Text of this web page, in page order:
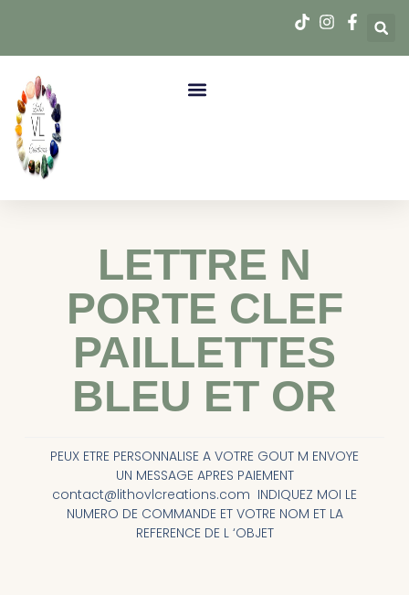
LETTRE N
PORTE CLEF
PAILLETTES
BLEU ET OR
PEUX ETRE PERSONNALISE A VOTRE GOUT M ENVOYE
UN MESSAGE APRES PAIEMENT
contact@lithovlcreations.com INDIQUEZ MOI LE
NUMERO DE COMMANDE ET VOTRE NOM ET LA
REFERENCE DE L ‘OBJET